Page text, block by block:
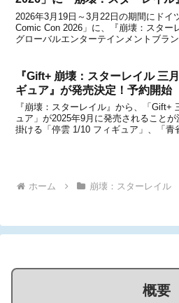
2026年3月19日～3月22日の期間にドイ
Comic Con 2026」に、『崩壊：スター
グローバルエンターテインメントブラ
『Gift+ 崩壊：スターレイル 三
ギュア』が発売決定！予約開始
『崩壊：スターレイル』から、「Gift+
ュア」が2025年9月に発売されること
掛ける「停雲 1/10 フィギュア」、「青
ホーム 崩壊：スターレイル
概要